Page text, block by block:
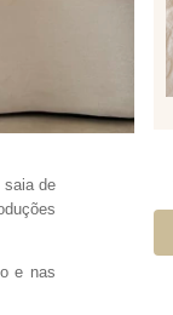
saia de
e nas